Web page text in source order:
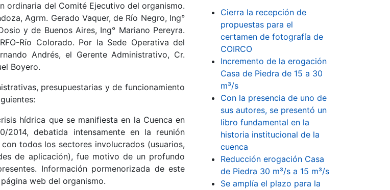
ordinaria del Comité Ejecutivo del organismo.
Agrm. Gerado Vaquer, de Río Negro, Ing°
y de Buenos Aires, Ing° Mariano Pereyra.
Río Colorado. Por la Sede Operativa del
Andrés, el Gerente Administrativo, Cr.
Boyero.
presupuestarias y de funcionamiento
hídrica que se manifiesta en la Cuenca en
debatida intensamente en la reunión
todos los sectores involucrados (usuarios,
de aplicación), fue motivo de un profundo
Información pormenorizada de este
web del organismo.
Cierra la recepción de
propuestas para el
certamen de fotografía de
COIRCO
Incremento de la erogación
Casa de Piedra de 15 a 30
m³/s
Con la presencia de uno de
sus autores, se presentó un
libro fundamental en la
historia institucional de la
cuenca
Reducción erogación Casa
de Piedra 30 m³/s a 15 m³/s
Se amplía el plazo para la